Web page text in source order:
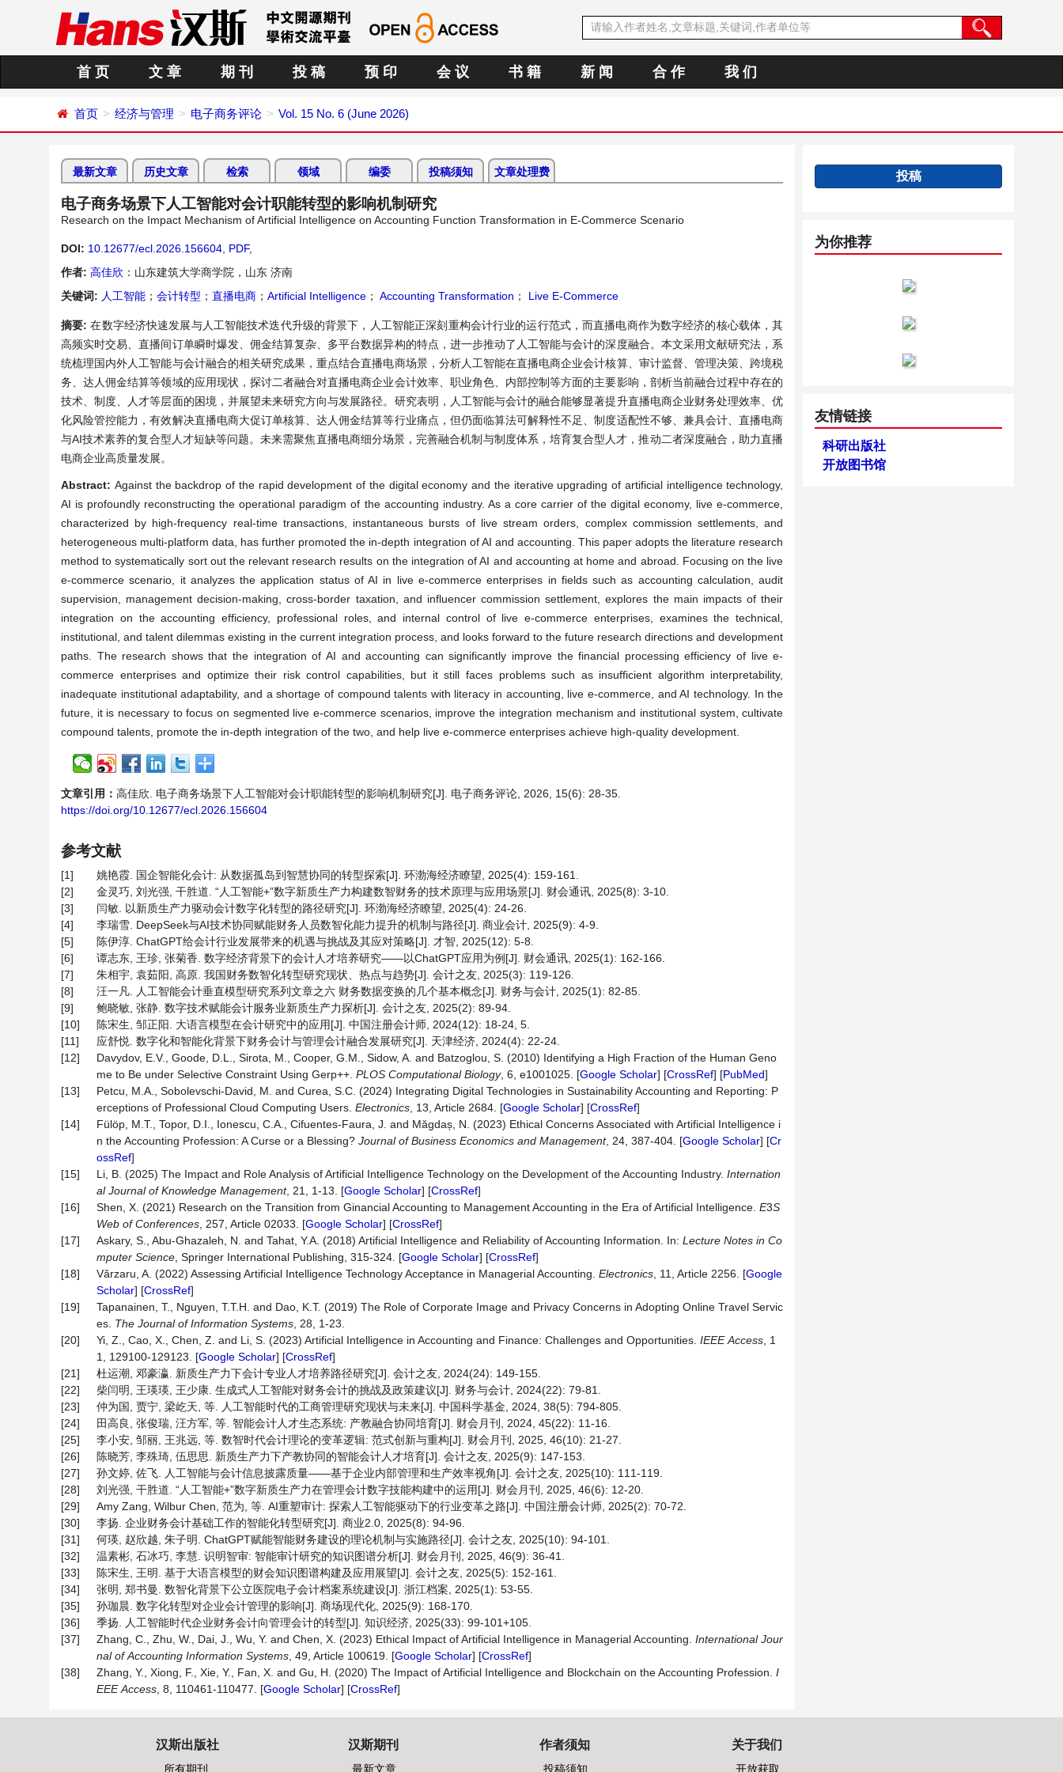
首 页 文 章 期 刊 投 稿 预 印 会 议 书 籍 新 闻 合 作 我 们
首页 经济与管理 电子商务评论 Vol. 15 No. 6 (June 2026)
最新文章 历史文章 检索 领域 编委 投稿须知 文章处理费
电子商务场景下人工智能对会计职能转型的影响机制研究
Research on the Impact Mechanism of Artificial Intelligence on Accounting Function Transformation in E-Commerce Scenario
DOI: 10.12677/ecl.2026.156604 PDF,
作者: 高佳欣 ：山东建筑大学商学院，山东 济南
关键词: 人工智能 ； 会计转型 ； 直播电商 ； Artificial Intelligence ； Accounting Transformation ； Live E-Commerce
摘要:在数字经济快速发展与人工智能技术迭代升级的背景下，人工智能正深刻重构会计行业的运行范式，而直播电商作为数字经济的核心载体，其
高频实时交易、直播间订单瞬时爆发、佣金结算复杂、多平台数据异构的特点，进一步推动了人工智能与会计的深度融合。本文采用文献研究法，系
统梳理国内外人工智能与会计融合的相关研究成果，重点结合直播电商场景，分析人工智能在直播电商企业会计核算、审计监督、管理决策、跨境税
务、达人佣金结算等领域的应用现状，探讨二者融合对直播电商企业会计效率、职业角色、内部控制等方面的主要影响，剖析当前融合过程中存在的
技术、制度、人才等层面的困境，并展望未来研究方向与发展路径。研究表明，人工智能与会计的融合能够显著提升直播电商企业财务处理效率、优
化风险管控能力，有效解决直播电商大促订单核算、达人佣金结算等行业痛点，但仍面临算法可解释性不足、制度适配性不够、兼具会计、直播电商
与AI技术素养的复合型人才短缺等问题。未来需聚焦直播电商细分场景，完善融合机制与制度体系，培育复合型人才，推动二者深度融合，助力直播
电商企业高质量发展。
Abstract: Against the backdrop of the rapid development of the digital economy and the iterative upgrading of artificial intelligence technology,
AI is profoundly reconstructing the operational paradigm of the accounting industry. As a core carrier of the digital economy, live e-commerce,
characterized by high-frequency real-time transactions, instantaneous bursts of live stream orders, complex commission settlements, and
heterogeneous multi-platform data, has further promoted the in-depth integration of AI and accounting. This paper adopts the literature research
method to systematically sort out the relevant research results on the integration of AI and accounting at home and abroad. Focusing on the live
e-commerce scenario, it analyzes the application status of AI in live e-commerce enterprises in fields such as accounting calculation, audit
supervision, management decision-making, cross-border taxation, and influencer commission settlement, explores the main impacts of their
integration on the accounting efficiency, professional roles, and internal control of live e-commerce enterprises, examines the technical,
institutional, and talent dilemmas existing in the current integration process, and looks forward to the future research directions and development
paths. The research shows that the integration of AI and accounting can significantly improve the financial processing efficiency of live e-
commerce enterprises and optimize their risk control capabilities, but it still faces problems such as insufficient algorithm interpretability,
inadequate institutional adaptability, and a shortage of compound talents with literacy in accounting, live e-commerce, and AI technology. In the
future, it is necessary to focus on segmented live e-commerce scenarios, improve the integration mechanism and institutional system, cultivate
compound talents, promote the in-depth integration of the two, and help live e-commerce enterprises achieve high-quality development.
文章引用： 高佳欣. 电子商务场景下人工智能对会计职能转型的影响机制研究[J]. 电子商务评论, 2026, 15(6): 28-35.
https://doi.org/10.12677/ecl.2026.156604
参考文献
[1]
姚艳霞. 国企智能化会计: 从数据孤岛到智慧协同的转型探索[J]. 环渤海经济瞭望, 2025(4): 159-161.
[2]
金灵巧, 刘光强, 干胜道. “人工智能+”数字新质生产力构建数智财务的技术原理与应用场景[J]. 财会通讯, 2025(8): 3-10.
[3]
闫敏. 以新质生产力驱动会计数字化转型的路径研究[J]. 环渤海经济瞭望, 2025(4): 24-26.
[4]
李瑞雪. DeepSeek与AI技术协同赋能财务人员数智化能力提升的机制与路径[J]. 商业会计, 2025(9): 4-9.
[5]
陈伊淳. ChatGPT给会计行业发展带来的机遇与挑战及其应对策略[J]. 才智, 2025(12): 5-8.
[6]
谭志东, 王珍, 张菊香. 数字经济背景下的会计人才培养研究——以ChatGPT应用为例[J]. 财会通讯, 2025(1): 162-166.
[7]
朱相宇, 袁茹阳, 高原. 我国财务数智化转型研究现状、热点与趋势[J]. 会计之友, 2025(3): 119-126.
[8]
汪一凡. 人工智能会计垂直模型研究系列文章之六 财务数据变换的几个基本概念[J]. 财务与会计, 2025(1): 82-85.
[9]
鲍晓敏, 张静. 数字技术赋能会计服务业新质生产力探析[J]. 会计之友, 2025(2): 89-94.
[10]
陈宋生, 邹正阳. 大语言模型在会计研究中的应用[J]. 中国注册会计师, 2024(12): 18-24, 5.
[11]
应舒悦. 数字化和智能化背景下财务会计与管理会计融合发展研究[J]. 天津经济, 2024(4): 22-24.
[12]
Davydov, E.V., Goode, D.L., Sirota, M., Cooper, G.M., Sidow, A. and Batzoglou, S. (2010) Identifying a High Fraction of the Human Geno
me to Be under Selective Constraint Using Gerp++. PLOS Computational Biology, 6, e1001025. [Google Scholar] [CrossRef] [PubMed]
[13]
Petcu, M.A., Sobolevschi-David, M. and Curea, S.C. (2024) Integrating Digital Technologies in Sustainability Accounting and Reporting: P
erceptions of Professional Cloud Computing Users. Electronics , 13, Article 2684. [Google Scholar] [CrossRef]
[14]
Fülöp, M.T., Topor, D.I., Ionescu, C.A., Cifuentes-Faura, J. and Măgdaș, N. (2023) Ethical Concerns Associated with Artificial Intelligence i
n the Accounting Profession: A Curse or a Blessing? Journal of Business Economics and Management, 24, 387-404. [Google Scholar] [Cr
ossRef]
[15]
Li, B. (2025) The Impact and Role Analysis of Artificial Intelligence Technology on the Development of the Accounting Industry. Internation
al Journal of Knowledge Management, 21, 1-13. [Google Scholar] [CrossRef]
[16]
Shen, X. (2021) Research on the Transition from Ginancial Accounting to Management Accounting in the Era of Artificial Intelligence. E3S
Web of Conferences , 257, Article 02033. [Google Scholar] [CrossRef]
[17]
Askary, S., Abu-Ghazaleh, N. and Tahat, Y.A. (2018) Artificial Intelligence and Reliability of Accounting Information. In: Lecture Notes in Co
mputer Science , Springer International Publishing, 315-324. [Google Scholar] [CrossRef]
[18]
Vărzaru, A. (2022) Assessing Artificial Intelligence Technology Acceptance in Managerial Accounting. Electronics , 11, Article 2256. [Google
Scholar] [CrossRef]
[19]
Tapanainen, T., Nguyen, T.T.H. and Dao, K.T. (2019) The Role of Corporate Image and Privacy Concerns in Adopting Online Travel Servic
es. The Journal of Information Systems , 28, 1-23.
[20]
Yi, Z., Cao, X., Chen, Z. and Li, S. (2023) Artificial Intelligence in Accounting and Finance: Challenges and Opportunities. IEEE Access , 1
1, 129100-129123. [Google Scholar] [CrossRef]
[21]
杜运潮, 邓豪瀛. 新质生产力下会计专业人才培养路径研究[J]. 会计之友, 2024(24): 149-155.
[22]
柴闫明, 王瑛瑛, 王少康. 生成式人工智能对财务会计的挑战及政策建议[J]. 财务与会计, 2024(22): 79-81.
[23]
仲为国, 贾宁, 梁屹天, 等. 人工智能时代的工商管理研究现状与未来[J]. 中国科学基金, 2024, 38(5): 794-805.
[24]
田高良, 张俊瑞, 汪方军, 等. 智能会计人才生态系统: 产教融合协同培育[J]. 财会月刊, 2024, 45(22): 11-16.
[25]
李小安, 邹丽, 王兆远, 等. 数智时代会计理论的变革逻辑: 范式创新与重构[J]. 财会月刊, 2025, 46(10): 21-27.
[26]
陈晓芳, 李殊琦, 伍思思. 新质生产力下产教协同的智能会计人才培育[J]. 会计之友, 2025(9): 147-153.
[27]
孙文婷, 佐飞. 人工智能与会计信息披露质量——基于企业内部管理和生产效率视角[J]. 会计之友, 2025(10): 111-119.
[28]
刘光强, 干胜道. “人工智能+”数字新质生产力在管理会计数字技能构建中的运用[J]. 财会月刊, 2025, 46(6): 12-20.
[29]
Amy Zang, Wilbur Chen, 范为, 等. AI重塑审计: 探索人工智能驱动下的行业变革之路[J]. 中国注册会计师, 2025(2): 70-72.
[30]
李扬. 企业财务会计基础工作的智能化转型研究[J]. 商业2.0, 2025(8): 94-96.
[31]
何瑛, 赵欣越, 朱子明. ChatGPT赋能智能财务建设的理论机制与实施路径[J]. 会计之友, 2025(10): 94-101.
[32]
温素彬, 石冰巧, 李慧. 识明智审: 智能审计研究的知识图谱分析[J]. 财会月刊, 2025, 46(9): 36-41.
[33]
陈宋生, 王明. 基于大语言模型的财会知识图谱构建及应用展望[J]. 会计之友, 2025(5): 152-161.
[34]
张明, 郑书曼. 数智化背景下公立医院电子会计档案系统建设[J]. 浙江档案, 2025(1): 53-55.
[35]
孙珈晨. 数字化转型对企业会计管理的影响[J]. 商场现代化, 2025(9): 168-170.
[36]
季扬. 人工智能时代企业财务会计向管理会计的转型[J]. 知识经济, 2025(33): 99-101+105.
[37]
Zhang, C., Zhu, W., Dai, J., Wu, Y. and Chen, X. (2023) Ethical Impact of Artificial Intelligence in Managerial Accounting. International Jour
nal of Accounting Information Systems , 49, Article 100619. [Google Scholar] [CrossRef]
[38]
Zhang, Y., Xiong, F., Xie, Y., Fan, X. and Gu, H. (2020) The Impact of Artificial Intelligence and Blockchain on the Accounting Profession. I
EEE Access , 8, 110461-110477. [Google Scholar] [CrossRef]
投稿
为你推荐
友情链接
科研出版社
开放图书馆
汉斯出版社
所有期刊
汉斯期刊
最新文章
作者须知
投稿须知
关于我们
开放获取